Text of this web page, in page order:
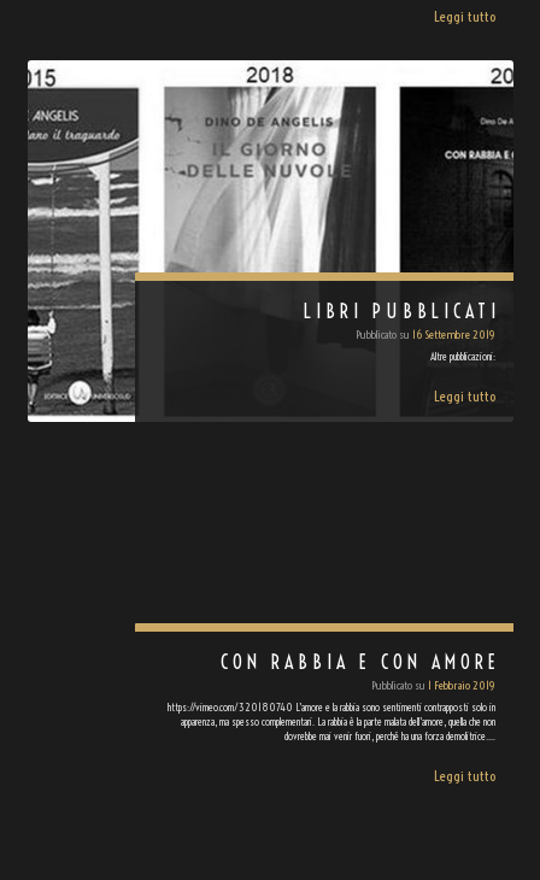
Leggi tutto
LIBRI PUBBLICATI
Pubblicato su 16 Settembre 2019
Altre pubblicazioni:
Leggi tutto
CON RABBIA E CON AMORE
Pubblicato su 1 Febbraio 2019
https://vimeo.com/320180740 L’amore e la rabbia sono sentimenti contrapposti solo in
apparenza, ma spesso complementari. La rabbia è la parte malata dell’amore, quella che non
dovrebbe mai venir fuori, perché ha una forza demolitrice.…
Leggi tutto